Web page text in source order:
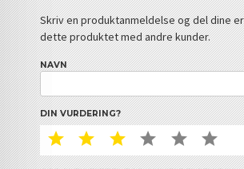
Skriv en produktanmeldelse og del dine
dette produktet med andre kunder.
NAVN
DIN VURDERING?
1 STAR2 STAR3 STAR4 STAR5 STAR